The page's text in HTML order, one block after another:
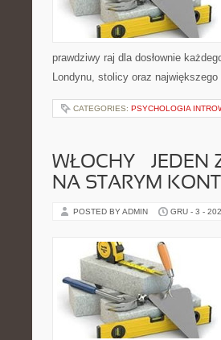
prawdziwy raj dla dosłownie
Londynu, stolicy oraz
CATEGORIES: PSYCHOLOGIA
WŁOCHY – JEDEN
NA STARYM
POSTED BY ADMIN GRU - 3 -